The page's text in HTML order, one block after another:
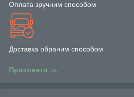
Оплата зручним способом
Доставка обраним способом
Приховати